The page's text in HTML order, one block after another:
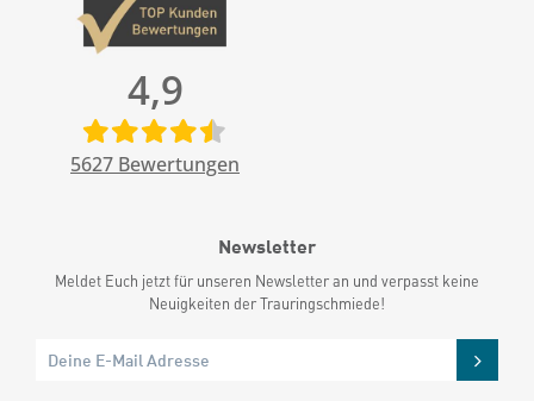
4,9
5627 Bewertungen
Newsletter
Meldet Euch jetzt für unseren Newsletter an und verpasst keine
Neuigkeiten der Trauringschmiede!